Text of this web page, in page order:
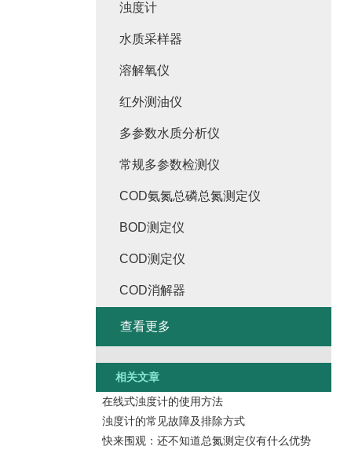
浊度计
水质采样器
溶解氧仪
红外测油仪
多参数水质分析仪
常规多参数检测仪
COD氨氮总磷总氮测定仪
BOD测定仪
COD测定仪
COD消解器
查看更多
相关文章
在线式浊度计的使用方法
浊度计的常见故障及排除方式
快来围观：还不知道总氮测定仪有什么优势